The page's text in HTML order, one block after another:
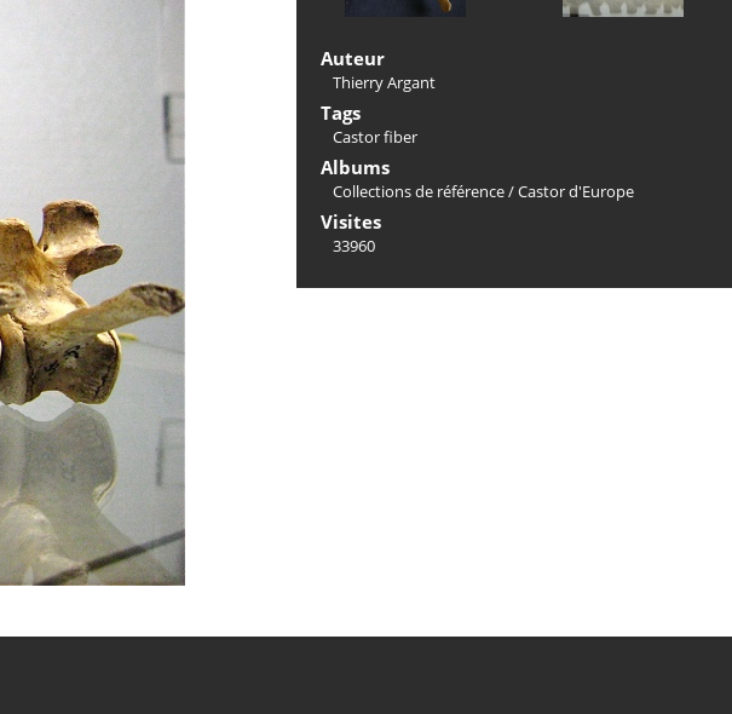
Auteur
Thierry Argant
Tags
Castor fiber
Albums
Collections de référence/Castor d'Europe
Visites
33960